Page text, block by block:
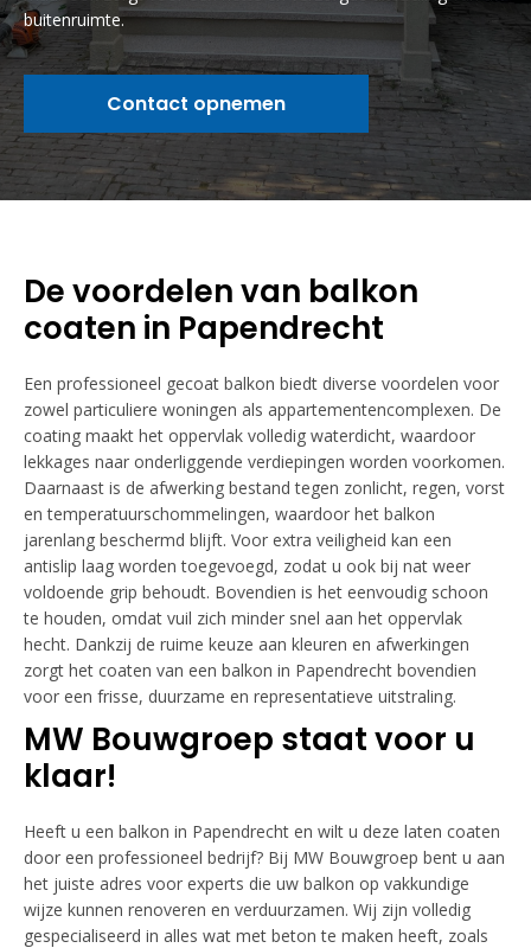
buitenruimte.
Contact opnemen
De voordelen van balkon
coaten in Papendrecht
Een professioneel gecoat balkon biedt diverse voordelen voor
zowel particuliere woningen als appartementencomplexen. De
coating maakt het oppervlak volledig waterdicht, waardoor
lekkages naar onderliggende verdiepingen worden voorkomen.
Daarnaast is de afwerking bestand tegen zonlicht, regen, vorst
en temperatuurschommelingen, waardoor het balkon
jarenlang beschermd blijft. Voor extra veiligheid kan een
antislip laag worden toegevoegd, zodat u ook bij nat weer
voldoende grip behoudt. Bovendien is het eenvoudig schoon
te houden, omdat vuil zich minder snel aan het oppervlak
hecht. Dankzij de ruime keuze aan kleuren en afwerkingen
zorgt het coaten van een balkon in Papendrecht bovendien
voor een frisse, duurzame en representatieve uitstraling.
MW Bouwgroep staat voor u
klaar!
Heeft u een balkon in Papendrecht en wilt u deze laten coaten
door een professioneel bedrijf? Bij MW Bouwgroep bent u aan
het juiste adres voor experts die uw balkon op vakkundige
wijze kunnen renoveren en verduurzamen. Wij zijn volledig
gespecialiseerd in alles wat met beton te maken heeft, zoals